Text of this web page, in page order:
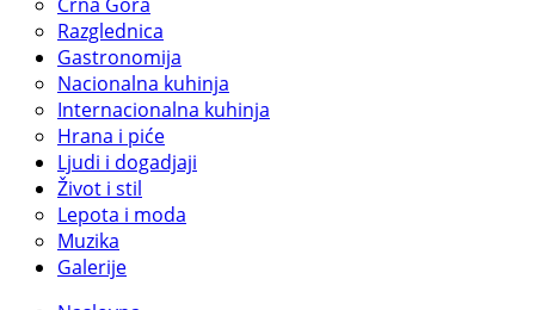
Razglednica
Gastronomija
Nacionalna kuhinja
Internacionalna kuhinja
Hrana i piće
Ljudi i dogadjaji
Život i stil
Lepota i moda
Muzika
Galerije